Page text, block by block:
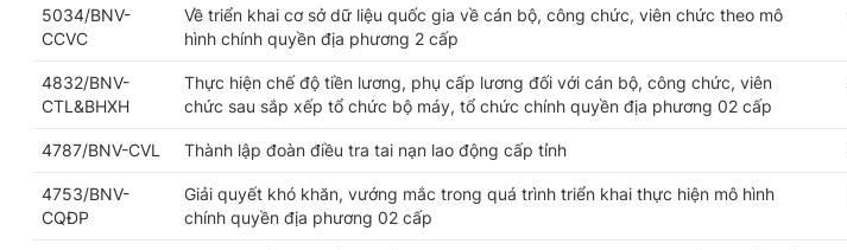
5034/BNV-
CCVC
Về triển khai cơ sở dữ liệu quốc gia về cán bộ, công chức, viên chức theo mô
hình chính quyền địa phương 2 cấp
4832/BNV-
CTL&BHXH
Thực hiện chế độ tiền lương, phụ cấp lương đối với cán bộ, công chức, viên
chức sau sắp xếp tổ chức bộ máy, tổ chức chính quyền địa phương 02 cấp
4787/BNV-CVL Thành lập đoàn điều tra tai nạn lao động cấp tỉnh
4753/BNV-
CQĐP
Giải quyết khó khăn, vướng mắc trong quá trình triển khai thực hiện mô hình
chính quyền địa phương 02 cấp